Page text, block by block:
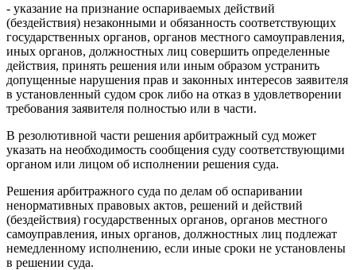
- указание на признание оспариваемых действий
(бездействия) незаконными и обязанность соответствующих
государственных органов, органов местного самоуправления,
иных органов, должностных лиц совершить определенные
действия, принять решения или иным образом устранить
допущенные нарушения прав и законных интересов заявителя
в установленный судом срок либо на отказ в удовлетворении
требования заявителя полностью или в части.
В резолютивной части решения арбитражный суд может
указать на необходимость сообщения суду соответствующими
органом или лицом об исполнении решения суда.
Решения арбитражного суда по делам об оспаривании
ненормативных правовых актов, решений и действий
(бездействия) государственных органов, органов местного
самоуправления, иных органов, должностных лиц подлежат
немедленному исполнению, если иные сроки не установлены
в решении суда.